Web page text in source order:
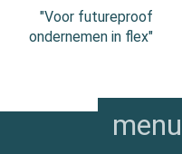
"Voor futureproof
ondernemen in flex"
menu